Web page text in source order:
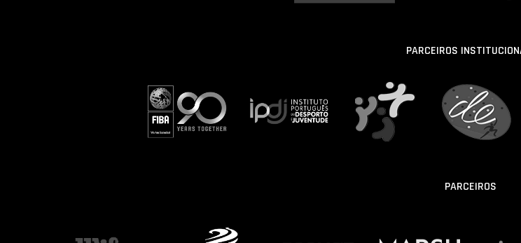
PARCEIROS
PARCEIROS